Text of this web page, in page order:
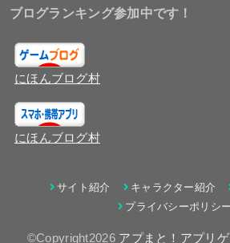
ブログランキング参加中です！
にほんブログ村
にほんブログ村
サイト紹介 キャラクター紹介
プライバシーポリシー
©Copyright2026 アプまと！アプリ